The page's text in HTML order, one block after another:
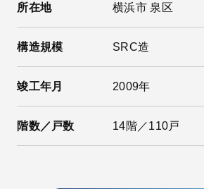
所在地 横浜市 泉区
構造規模 SRC造
竣工年月 2009年
階数／戸数 14階／110戸